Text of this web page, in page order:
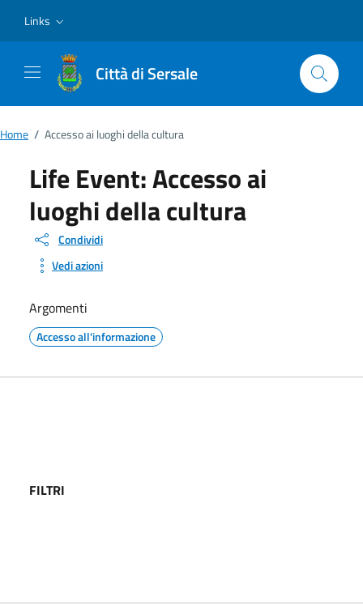
Links
Città di Sersale
Home / Accesso ai luoghi della cultura
Life Event:Accesso ai
luoghi della cultura
Condividi
Vedi azioni
Argomenti
Accesso all'informazione
FILTRI